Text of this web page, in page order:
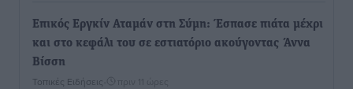
Επικός Εργκίν Αταμάν στη Σύμη: Έσπασε πιάτα μέχρι
και στο κεφάλι του σε εστιατόριο ακούγοντας Άννα
Βίσση
Τοπικές Ειδήσεις πριν 11 ώρες